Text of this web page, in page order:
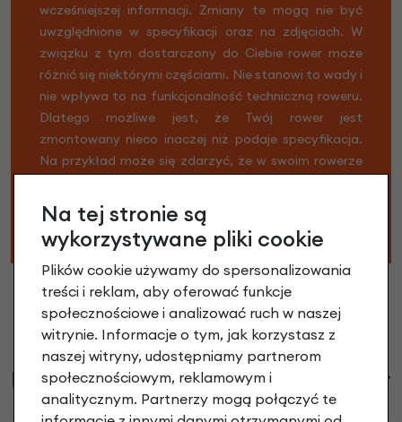
wcześniejszej informacji. Zmiany te mogą nie być
uwzględnione w specyfikacji oraz na zdjęciach. W
związku z tym dostarczony do Ciebie rower może
różnić się niektórymi częściami. Nie stanowi to wady i
nie wpływa to na funkcjonalność techniczną roweru.
Dlatego możliwe jest, że Twój rower jest
zmontowany nieco inaczej niż podaje specyfikacja.
Na przykład może się zdarzyć, że w swoim rowerze
się, Twój rower i części zamienne nadal są w wysokiej
jakości.
Informacje handlowe
Na tej stronie są
wykorzystywane pliki cookie
Plików cookie używamy do spersonalizowania
treści i reklam, aby oferować funkcje
społecznościowe i analizować ruch w naszej
witrynie. Informacje o tym, jak korzystasz z
naszej witryny, udostępniamy partnerom
społecznościowym, reklamowym i
analitycznym. Partnerzy mogą połączyć te